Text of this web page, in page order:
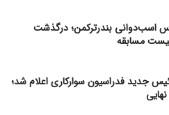
اسب‌دوانی بندرترکمن؛ درگذشت
مسابقه
جدید فدراسیون سوارکاری اعلام شد؛